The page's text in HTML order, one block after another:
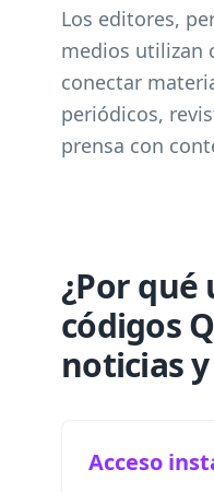
Los editores,
medios utilizan
conectar
periódicos,
prensa con
¿Por
códigos
noticias
Acceso